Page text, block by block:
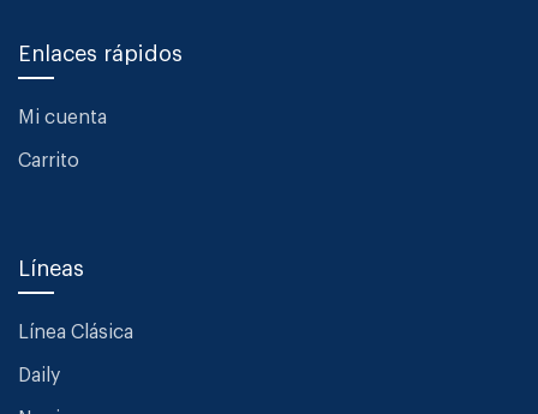
Enlaces rápidos
Mi cuenta
Carrito
Líneas
Línea Clásica
Daily